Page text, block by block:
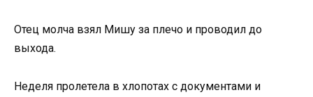
Отец молча взял Мишу за плечо и проводил до
выхода.
Неделя пролетела в хлопотах с документами и